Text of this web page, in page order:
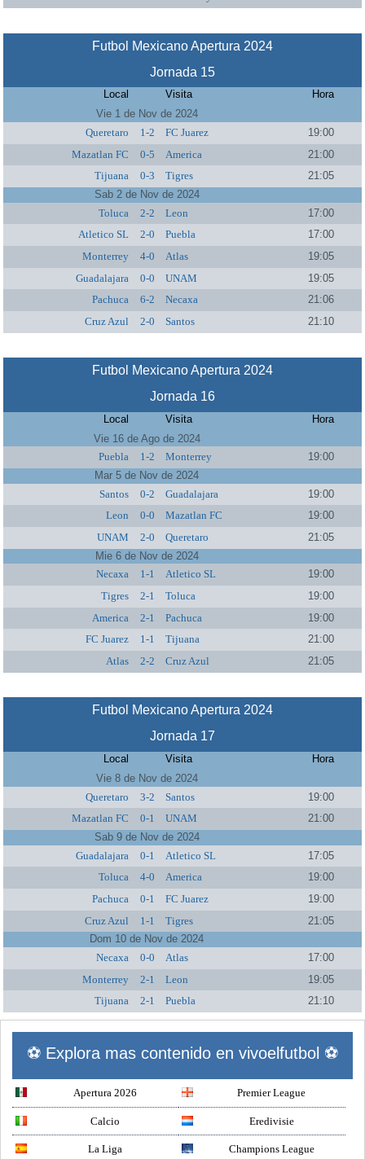
Futbol Mexicano Apertura 2024
Jornada 15
Local Visita
Hora
Vie 1 de Nov de 2024
Queretaro
1-2 FC Juarez
19:00
Mazatlan FC
0-5 America
21:00
Tijuana
0-3 Tigres
21:05
Sab 2 de Nov de 2024
Toluca
2-2 Leon
17:00
Atletico SL
2-0 Puebla
17:00
Monterrey
4-0 Atlas
19:05
Guadalajara
0-0 UNAM
19:05
Pachuca
6-2 Necaxa
21:06
Cruz Azul
2-0 Santos 21:10
Futbol Mexicano Apertura 2024
Jornada 16
Local Visita
Hora
Vie 16 de Ago de 2024
Puebla
1-2 Monterrey
19:00
Mar 5 de Nov de 2024
Santos
0-2 Guadalajara
19:00
Leon
0-0 Mazatlan FC
19:00
UNAM
2-0 Queretaro
21:05
Mie 6 de Nov de 2024
Necaxa
1-1 Atletico SL
19:00
Tigres
2-1 Toluca
19:00
America
2-1 Pachuca
19:00
FC Juarez
1-1 Tijuana
21:00
Atlas
2-2 Cruz Azul 21:05
Futbol Mexicano Apertura 2024
Jornada 17
Local Visita
Hora
Vie 8 de Nov de 2024
Queretaro
3-2 Santos
19:00
Mazatlan FC
0-1 UNAM
21:00
Sab 9 de Nov de 2024
Guadalajara
0-1 Atletico SL
17:05
Toluca
4-0 America
19:00
Pachuca
0-1 FC Juarez
19:00
Cruz Azul
1-1 Tigres
21:05
Dom 10 de Nov de 2024
Necaxa
0-0 Atlas
17:00
Monterrey
2-1 Leon
19:05
Tijuana
2-1 Puebla 21:10
⚽ Explora mas contenido en vivoelfutbol ⚽
Apertura 2026 Premier League
Calcio Eredivisie
La Liga Champions League